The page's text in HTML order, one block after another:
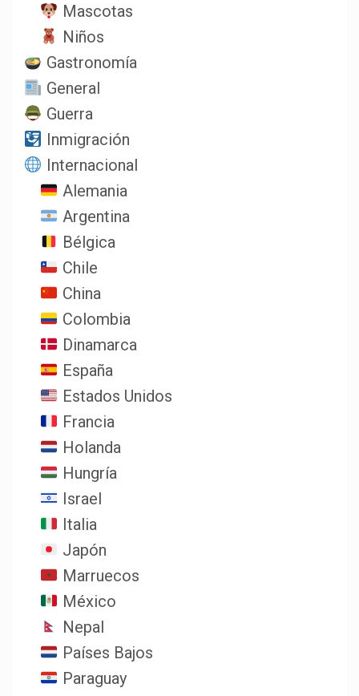
Mascotas
Niños
Gastronomía
General
Guerra
Inmigración
Internacional
Alemania
Argentina
Bélgica
Chile
China
Colombia
Dinamarca
España
Estados Unidos
Francia
Holanda
Hungría
Israel
Italia
Japón
Marruecos
México
Nepal
Países Bajos
Paraguay